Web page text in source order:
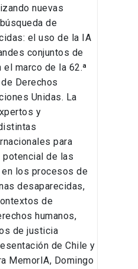
nuevas
de
el uso de la IA
conjuntos de
marco de la 62.ª
Derechos
Unidas. La
y
para
de las
los procesos de
desaparecidas,
de
humanos,
de justicia
de Chile y
MemorIA, Domingo